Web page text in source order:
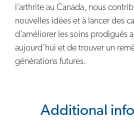
l’arthrite au Canada, nous
nouvelles idées et à lancer des
d’améliorer les soins prodigués
aujourd’hui et de trouver un
générations futures.
Additional